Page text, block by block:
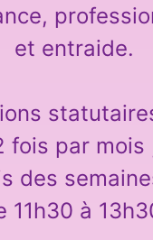
et entraide.
fois par mois
des
11h30 à